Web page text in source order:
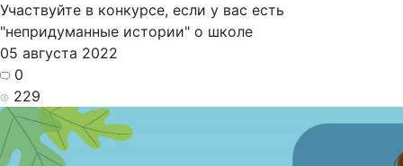
Участвуйте в конкурсе, если у вас есть
"непридуманные истории" о школе
05 августа 2022
0
229